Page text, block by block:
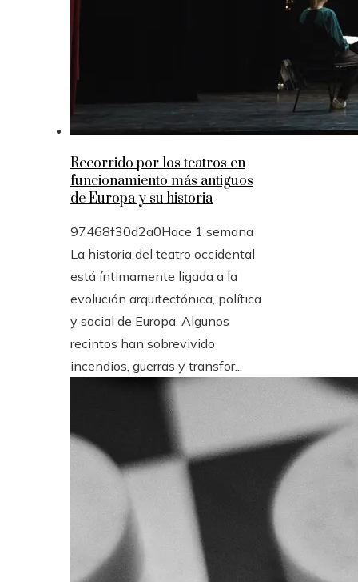
Recorrido por los teatros en
funcionamiento más antiguos
de Europa y su historia
97468f30d2a0Hace 1 semana
La historia del teatro occidental
está íntimamente ligada a la
evolución arquitectónica, política
y social de Europa. Algunos
recintos han sobrevivido
incendios, guerras y transfor...